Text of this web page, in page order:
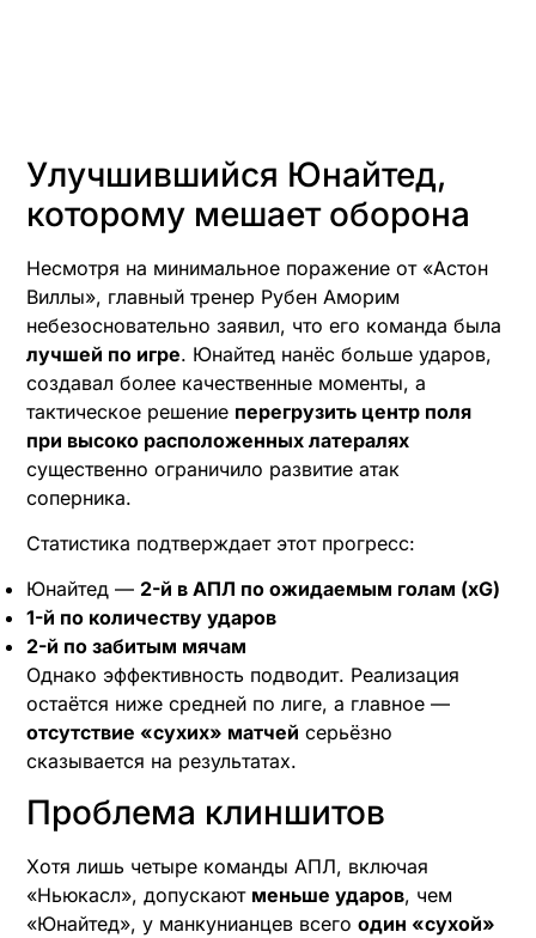
Улучшившийся Юнайтед,
которому мешает оборона
Несмотря на минимальное поражение от «Астон
Виллы», главный тренер Рубен Аморим
небезосновательно заявил, что его команда была
лучшей по игре. Юнайтед нанёс больше ударов,
создавал более качественные моменты, а
тактическое решение перегрузить центр поля
при высоко расположенных латералях
существенно ограничило развитие атак
соперника.
Статистика подтверждает этот прогресс:
Юнайтед — 2-й в АПЛ по ожидаемым голам (xG)
1-й по количеству ударов
2-й по забитым мячам
Однако эффективность подводит. Реализация
остаётся ниже средней по лиге, а главное —
отсутствие «сухих» матчей серьёзно
сказывается на результатах.
Проблема клиншитов
Хотя лишь четыре команды АПЛ, включая
«Ньюкасл», допускают меньше ударов, чем
«Юнайтед», у манкунианцев всего один «сухой»